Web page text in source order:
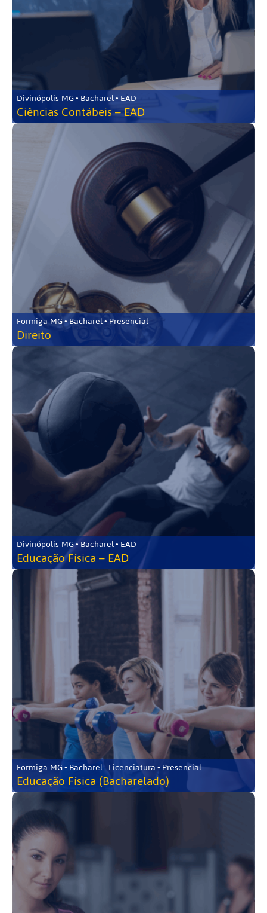
Divinópolis-MG • Bacharel • EAD
Ciências Contábeis – EAD
Formiga-MG • Bacharel • Presencial
Direito
Divinópolis-MG • Bacharel • EAD
Educação Física – EAD
Formiga-MG • Bacharel - Licenciatura • Presencial
Educação Física (Bacharelado)